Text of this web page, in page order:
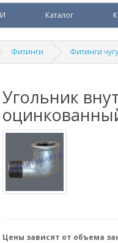
Каталог
Фитинги Фитинги
Угольник
Цены зависят от объема